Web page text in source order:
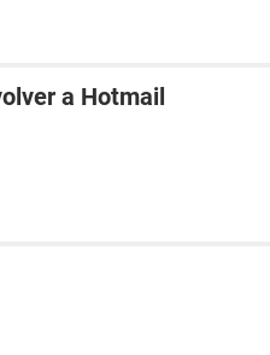
a Hotmail